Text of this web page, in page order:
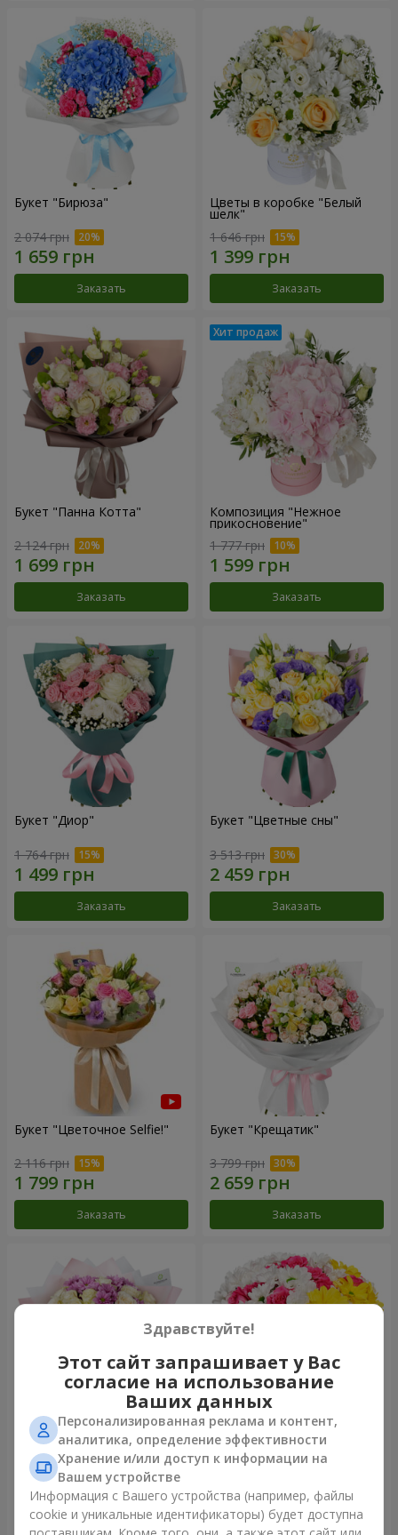
Букет "Бирюза"
2 074 грн
Заказать
Цветы в коробке "Белый
шелк"
1 646 грн
Заказать
Букет "Панна Котта"
2 124 грн
Заказать
Композиция "Нежное
прикосновение"
1 777 грн
Заказать
Букет "Диор"
1 764 грн
Заказать
Букет "Цветные сны"
3 513 грн
Заказать
Букет "Цветочное Selfie!"
2 116 грн
Заказать
Букет "Крещатик"
3 799 грн
Заказать
Букет "Дежавю"
2 658 грн
Заказать
Цветы в коробке "Мое
сердце"
Заказать
Здравствуйте!
Этот сайт запрашивает у Вас
согласие на использование
Ваших данных
Персонализированная реклама и контент,
аналитика, определение эффективности
Хранение и/или доступ к информации на
Вашем устройстве
Информация с Вашего устройства (например, файлы
cookie и уникальные идентификаторы) будет доступна